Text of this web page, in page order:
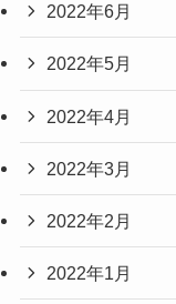
2022年6月
2022年5月
2022年4月
2022年3月
2022年2月
2022年1月